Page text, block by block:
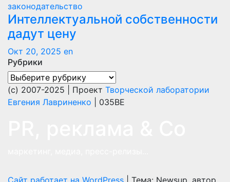
законодательство
Интеллектуальной собственности
дадут цену
Окт 20, 2025 en
Рубрики
Рубрики
(с) 2007-2025 | Проект Творческой лаборатории
Евгения Лавриненко | 035BE
Сайт работает на WordPress Тема: Newsup, автор